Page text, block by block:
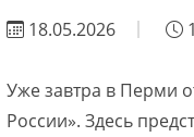
18.05.2026
Уже завтра в Перми
России». Здесь